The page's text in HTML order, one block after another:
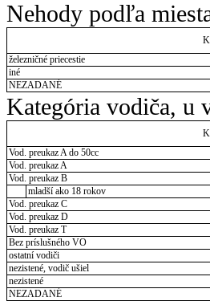
Nehody podľa
železničné priecestie
iné
NEZADANÉ
Kategória vodiča, u
Vod. preukaz A do 50cc
Vod. preukaz A
Vod. preukaz B
mladší ako 18 rokov
Vod. preukaz C
Vod. preukaz D
Vod. preukaz T
Bez príslušného VO
ostatní vodiči
nezistené, vodič ušiel
nezistené
NEZADANÉ